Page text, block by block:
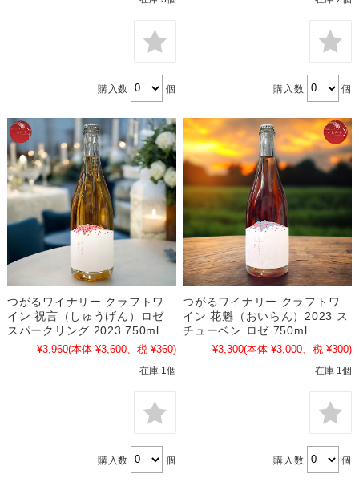
購入数 個 購入数 個
つがるワイナリー クラフトワ
イン 祝言（しゅうげん）ロゼ
スパークリング 2023 750ml
¥3,960(本体 ¥3,600、税 ¥360)
在庫 1個
購入数 個
つがるワイナリー クラフトワ
イン 花魁（おいらん）2023 ス
チューベン ロゼ 750ml
¥3,300(本体 ¥3,000、税 ¥300)
在庫 1個
購入数 個